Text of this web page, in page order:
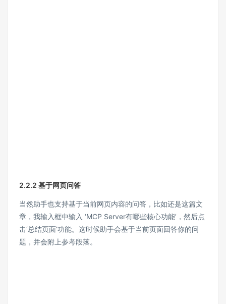
2.2.2 基于网页问答
当然助手也支持基于当前网页内容的问答，比如还是这篇文
章，我输入框中输入 ‘MCP Server有哪些核心功能’，然后点
击‘总结页面’功能。这时候助手会基于当前页面回答你的问
题，并会附上参考段落。